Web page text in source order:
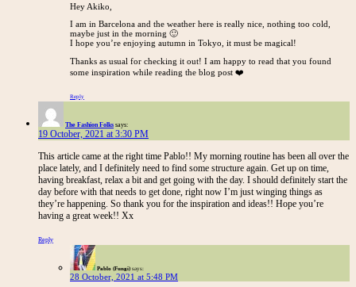
Hey Akiko,
I am in Barcelona and the weather here is really nice, nothing too cold,
maybe just in the morning 🙂
I hope you’re enjoying autumn in Tokyo, it must be magical!
Thanks as usual for checking it out! I am happy to read that you found
some inspiration while reading the blog post ❤️
Reply
The Fashion Folks says:
19 October, 2021 at 3:30 PM
This article came at the right time Pablo!! My morning routine has been all over the
place lately, and I definitely need to find some structure again. Get up on time,
having breakfast, relax a bit and get going with the day. I should definitely start the
day before with that needs to get done, right now I’m just winging things as
they’re happening. So thank you for the inspiration and ideas!! Hope you’re
having a great week!! Xx
Reply
Pablo (Fungi) says:
28 October, 2021 at 5:48 PM